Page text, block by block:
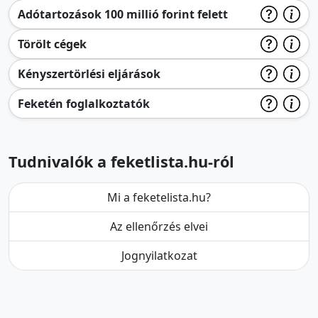
Adótartozások 100 millió forint felett
Törölt cégek
Kényszertörlési eljárások
Feketén foglalkoztatók
Tudnivalók a feketlista.hu-ról
Mi a feketelista.hu?
Az ellenőrzés elvei
Jognyilatkozat